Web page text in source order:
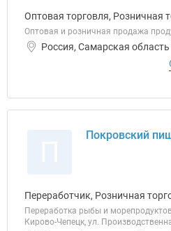
Оптовая торговля, Розничная
Оптовая и розничная продажа
Россия, Самарская
Покровский
Переработчик, Розничная
Переработка рыбы и
Кирово-Чепецк, ул.